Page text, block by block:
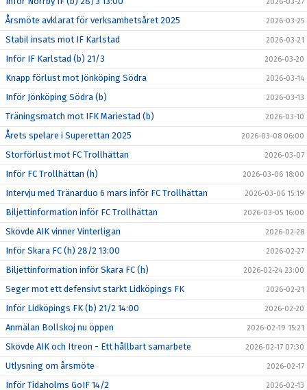
Årsmöte avklarat för verksamhetsåret 2025 2026-03-25
Stabil insats mot IF Karlstad 2026-03-21
Inför IF Karlstad (b) 21/3 2026-03-20
Knapp förlust mot Jönköping Södra 2026-03-14
Inför Jönköping Södra (b) 2026-03-13
Träningsmatch mot IFK Mariestad (b) 2026-03-10
Årets spelare i Superettan 2025 2026-03-08 06:00
Storförlust mot FC Trollhättan 2026-03-07
Inför FC Trollhättan (h) 2026-03-06 18:00
Intervju med Tränarduo 6 mars inför FC Trollhättan 2026-03-06 15:19
Biljettinformation inför FC Trollhättan 2026-03-05 16:00
Skövde AIK vinner Vinterligan 2026-02-28
Inför Skara FC (h) 28/2 13:00 2026-02-27
Biljettinformation inför Skara FC (h) 2026-02-24 23:00
Seger mot ett defensivt starkt Lidköpings FK 2026-02-21
Inför Lidköpings FK (b) 21/2 14:00 2026-02-20
Anmälan Bollskoj nu öppen 2026-02-19 15:21
Skövde AIK och Itreon - Ett hållbart samarbete 2026-02-17 07:30
Utlysning om årsmöte 2026-02-17
Inför Tidaholms GoIF 14/2 2026-02-13